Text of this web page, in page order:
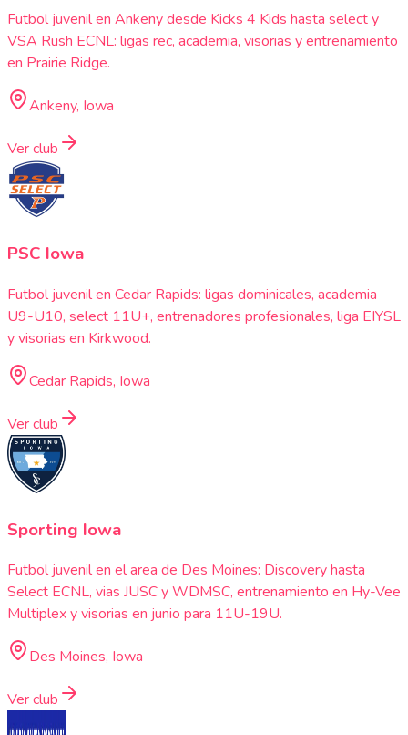
Futbol juvenil en Ankeny desde Kicks 4 Kids hasta select y
VSA Rush ECNL: ligas rec, academia, visorias y entrenamiento
en Prairie Ridge.
Ankeny, Iowa
Ver club
PSC Iowa
Futbol juvenil en Cedar Rapids: ligas dominicales, academia
U9-U10, select 11U+, entrenadores profesionales, liga EIYSL
y visorias en Kirkwood.
Cedar Rapids, Iowa
Ver club
Sporting Iowa
Futbol juvenil en el area de Des Moines: Discovery hasta
Select ECNL, vias JUSC y WDMSC, entrenamiento en Hy-Vee
Multiplex y visorias en junio para 11U-19U.
Des Moines, Iowa
Ver club